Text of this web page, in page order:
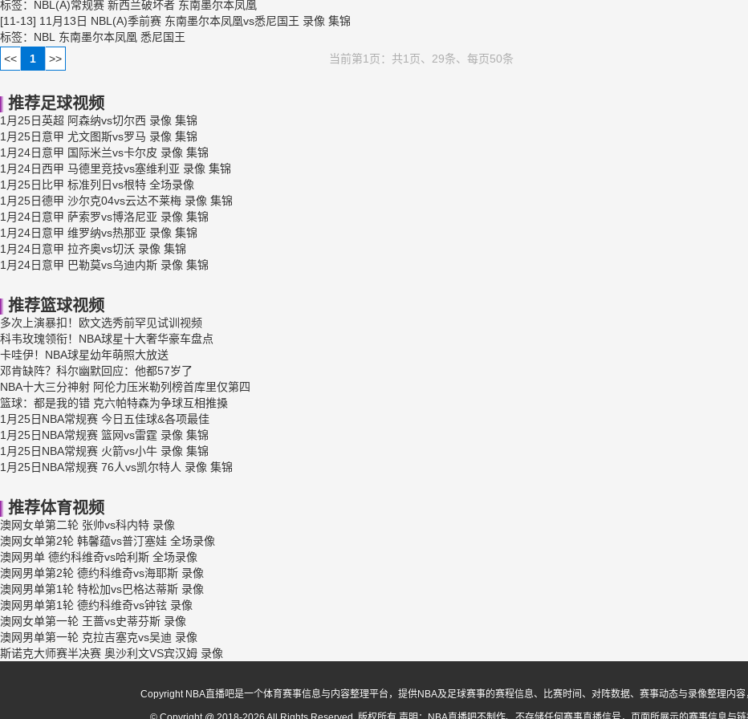
标签： NBL(A)常规赛 新西兰破坏者 东南墨尔本凤凰
[11-13] 11月13日 NBL(A)季前赛 东南墨尔本凤凰vs悉尼国王 录像 集锦
标签： NBL 东南墨尔本凤凰 悉尼国王
<<
1 >> 当前第1页：共1页、29条、每页50条
推荐足球视频
1月25日英超 阿森纳vs切尔西 录像 集锦
1月25日意甲 尤文图斯vs罗马 录像 集锦
1月24日意甲 国际米兰vs卡尔皮 录像 集锦
1月24日西甲 马德里竞技vs塞维利亚 录像 集锦
1月25日比甲 标准列日vs根特 全场录像
1月25日德甲 沙尔克04vs云达不莱梅 录像 集锦
1月24日意甲 萨索罗vs博洛尼亚 录像 集锦
1月24日意甲 维罗纳vs热那亚 录像 集锦
1月24日意甲 拉齐奥vs切沃 录像 集锦
1月24日意甲 巴勒莫vs乌迪内斯 录像 集锦
推荐篮球视频
多次上演暴扣！欧文选秀前罕见试训视频
科韦玫瑰领衔！NBA球星十大奢华豪车盘点
卡哇伊！NBA球星幼年萌照大放送
邓肯缺阵？科尔幽默回应：他都57岁了
NBA十大三分神射 阿伦力压米勒列榜首库里仅第四
篮球：都是我的错 克六帕特森为争球互相推搡
1月25日NBA常规赛 今日五佳球&各项最佳
1月25日NBA常规赛 篮网vs雷霆 录像 集锦
1月25日NBA常规赛 火箭vs小牛 录像 集锦
1月25日NBA常规赛 76人vs凯尔特人 录像 集锦
推荐体育视频
澳网女单第二轮 张帅vs科内特 录像
澳网女单第2轮 韩馨蕴vs普汀塞娃 全场录像
澳网男单 德约科维奇vs哈利斯 全场录像
澳网男单第2轮 德约科维奇vs海耶斯 录像
澳网男单第1轮 特松加vs巴格达蒂斯 录像
澳网男单第1轮 德约科维奇vs钟铉 录像
澳网女单第一轮 王蔷vs史蒂芬斯 录像
澳网男单第一轮 克拉吉塞克vs吴迪 录像
斯诺克大师赛半决赛 奥沙利文VS宾汉姆 录像
Copyright NBA直播吧是一个体育赛事信息与内容整理平台，提供NBA及足球赛事的赛程信息、比赛时间、对阵数据、赛事动态与录像整理内容